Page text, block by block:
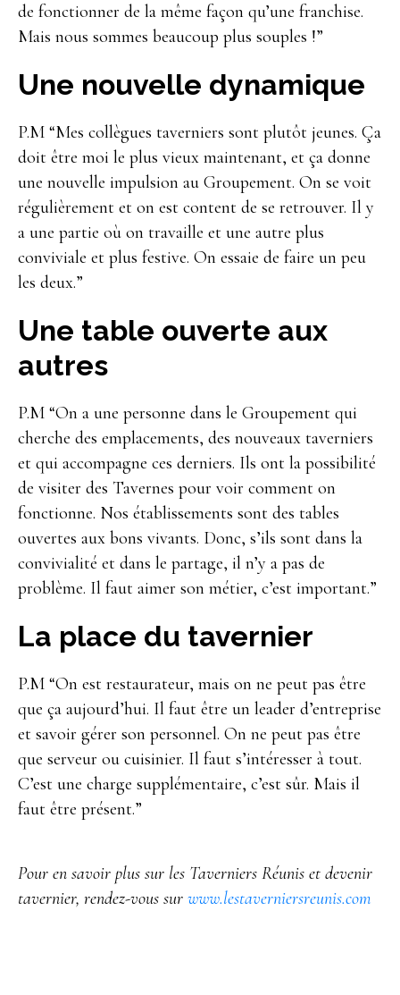
de fonctionner de la même façon qu’une franchise.
Mais nous sommes beaucoup plus souples !”
Une nouvelle dynamique
P.M “Mes collègues taverniers sont plutôt jeunes. Ça
doit être moi le plus vieux maintenant, et ça donne
une nouvelle impulsion au Groupement. On se voit
régulièrement et on est content de se retrouver. Il y
a une partie où on travaille et une autre plus
conviviale et plus festive. On essaie de faire un peu
les deux.”
Une table ouverte aux
autres
P.M “On a une personne dans le Groupement qui
cherche des emplacements, des nouveaux taverniers
et qui accompagne ces derniers. Ils ont la possibilité
de visiter des Tavernes pour voir comment on
fonctionne. Nos établissements sont des tables
ouvertes aux bons vivants. Donc, s’ils sont dans la
convivialité et dans le partage, il n’y a pas de
problème. Il faut aimer son métier, c’est important.”
La place du tavernier
P.M “On est restaurateur, mais on ne peut pas être
que ça aujourd’hui. Il faut être un leader d’entreprise
et savoir gérer son personnel. On ne peut pas être
que serveur ou cuisinier. Il faut s’intéresser à tout.
C’est une charge supplémentaire, c’est sûr. Mais il
faut être présent.”
Pour en savoir plus sur les Taverniers Réunis et devenir
tavernier, rendez-vous sur www.lestaverniersreunis.com